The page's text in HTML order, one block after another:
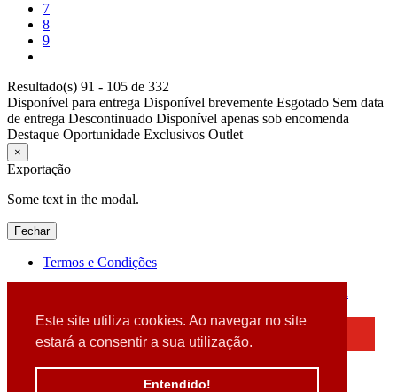
Este site utiliza cookies. Ao navegar no site
estará a consentir a sua utilização.
Entendido!
7
8
9
Resultado(s) 91 - 105 de 332
Disponível para entrega Disponível brevemente Esgotado Sem data
de entrega Descontinuado Disponível apenas sob encomenda
Destaque Oportunidade Exclusivos Outlet
×
Exportação
Some text in the modal.
Fechar
Termos e Condições
Detectamos que está a usar um browser desatualizado
Por favor, atualize o seu browser